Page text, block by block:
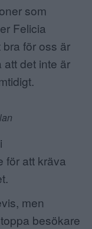
som
Felicia
för oss är
det inte är
för att kräva
men
besökare